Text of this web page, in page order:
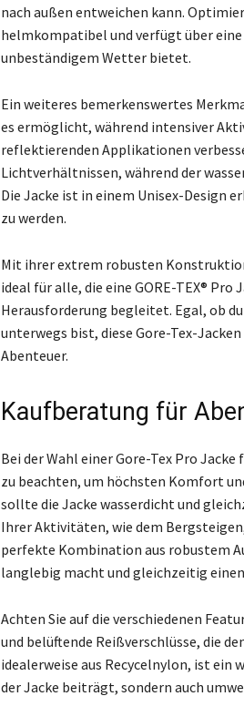
nach außen entweichen kann.
helmkompatibel und verfügt über
unbeständigem Wetter bietet.
Ein weiteres bemerkenswertes
es ermöglicht, während intensiver
reflektierenden Applikationen
Lichtverhältnissen, während der
Die Jacke ist in einem Unisex-Design
zu werden.
Mit ihrer extrem robusten
ideal für alle, die eine GORE-TEX® Pro
Herausforderung begleitet. Egal, ob
unterwegs bist, diese Gore-Tex-
Abenteuer.
Kaufberatung für
Bei der Wahl einer Gore-Tex Pro
zu beachten, um höchsten Komfort
sollte die Jacke wasserdicht und
Ihrer Aktivitäten, wie dem
perfekte Kombination aus robustem
langlebig macht und gleichzeitig
Achten Sie auf die verschiedenen
und belüftende Reißverschlüsse, die
idealerweise aus Recycelnylon, ist
der Jacke beiträgt, sondern auch